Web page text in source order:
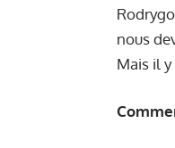
nous
Mais il y